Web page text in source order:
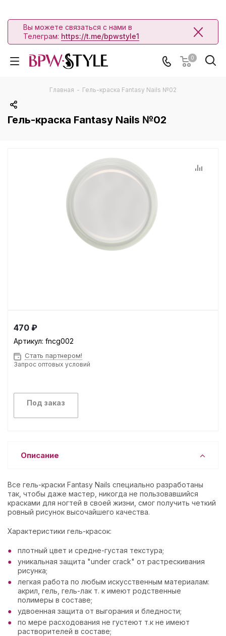
Вы можете связаться с нами в
Телеграм: https://t.me/bpwstyle1
0
Главная - Гель-краска Fantasy Nails №02
Гель-краска Fantasy Nails №02
470 ₽
Артикул: fncg002
Стать партнером!
Запрос оптовых условий
Под заказ
Описание
Все гель-краски Fantasy Nails специально разработаны
так, чтобы даже мастер, никогда не пользовавшийся
красками для ногтей в своей жизни, смог получить четкий
ровный рисунок высочайшего качества.
Характеристики гель-красок:
плотный цвет и средне-густая текстура;
уникальная защита "under crack" от растрескивания
рисунка;
легкая работа по любым искусственным материалам:
акрил, гель, гель-лак т. к имеют родственные
полимеры в составе;
удвоенная защита от выгорания и бледности;
по мере расходования не густеют т.к не имеют
растворителей в составе;